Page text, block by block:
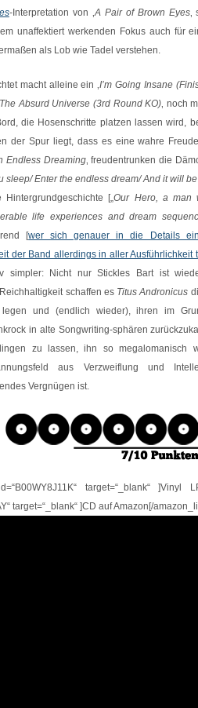
-Interpretation von ‚A Pair of Brown Eyes‚
unaffektiert werkenden Fokus auch für
als Lob wie Tadel verstehen.
macht alleine ein ‚I’m Going Insane
Absurd Universe (3rd Round KO)‚ noch
die Hosenschritte platzen lassen wird,
der Spur liegt, dass es eine wahre
Endless Dreaming‚ freudentrunken die
sleep/Enter the endless dream/ And it will
Hintergrundgeschichte [„Our Hero, a man
life experiences and dream
[wer sich genauer in die Details
der Band allerdings in aller Ausführlichkeit
simpler: Nicht nur Stickles Bart ist
schaffen es Titus Andronicus
und (endlich wieder), ihren im
in alte Songwriting-sphären
zu lassen, ihn so megalomanisch
aus Verzweiflung und
Vergnügen ist.
target=“_blank“
target=“_blank“ ]CD auf Amazon[/